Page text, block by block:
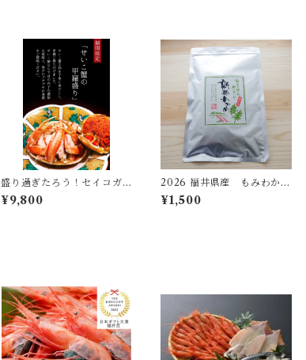
盛り過ぎたろう！セイコガ
ニの甲羅もり！！4つ(せい
こがに6杯分) 送料無料
¥9,800
2026 福井県産 もみわかめ
25g
¥1,500